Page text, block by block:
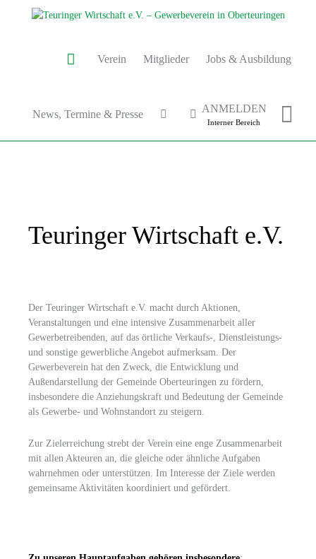
Verein Mitglieder Jobs & Ausbildung
News, Termine & Presse ANMELDEN
Interner Bereich
Teuringer Wirtschaft e.V.
Der Teuringer Wirtschaft e.V. macht durch Aktionen,
Veranstaltungen und eine intensive Zusammenarbeit aller
Gewerbetreibenden, auf das örtliche Verkaufs-, Dienstleistungs-
und sonstige gewerbliche Angebot aufmerksam. Der
Gewerbeverein hat den Zweck, die Entwicklung und
Außendarstellung der Gemeinde Oberteu­ringen zu fördern,
insbesondere die Anziehungskraft und Bedeutung der Ge­meinde
als Gewerbe- und Wohnstandort zu steigern.
Zur Zielerreichung strebt der Verein eine enge Zusammenarbeit
mit allen Akteu­ren an, die gleiche oder ähnliche Aufgaben
wahrnehmen oder unterstützen. Im Interesse der Ziele werden
gemeinsame Aktivitäten koordiniert und gefördert.